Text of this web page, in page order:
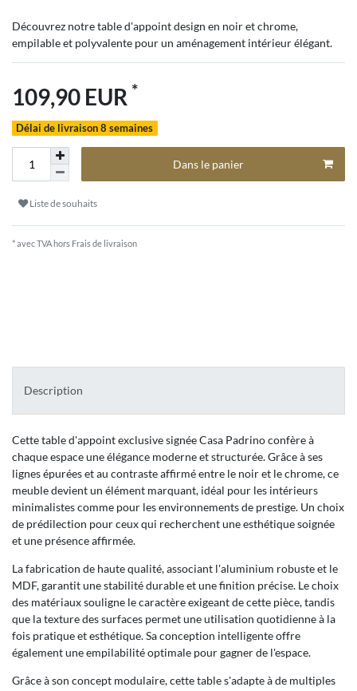
Découvrez notre table d'appoint design en noir et chrome,
empilable et polyvalente pour un aménagement intérieur élégant.
109,90 EUR *
Délai de livraison 8 semaines
Dans le panier
Liste de souhaits
* avec TVA hors Frais de livraison
Description
Cette table d'appoint exclusive signée Casa Padrino confère à
chaque espace une élégance moderne et structurée. Grâce à ses
lignes épurées et au contraste affirmé entre le noir et le chrome, ce
meuble devient un élément marquant, idéal pour les intérieurs
minimalistes comme pour les environnements de prestige. Un choix
de prédilection pour ceux qui recherchent une esthétique soignée
et une présence affirmée.
La fabrication de haute qualité, associant l'aluminium robuste et le
MDF, garantit une stabilité durable et une finition précise. Le choix
des matériaux souligne le caractère exigeant de cette pièce, tandis
que la texture des surfaces permet une utilisation quotidienne à la
fois pratique et esthétique. Sa conception intelligente offre
également une empilabilité optimale pour gagner de l'espace.
Grâce à son concept modulaire, cette table s'adapte à de multiples